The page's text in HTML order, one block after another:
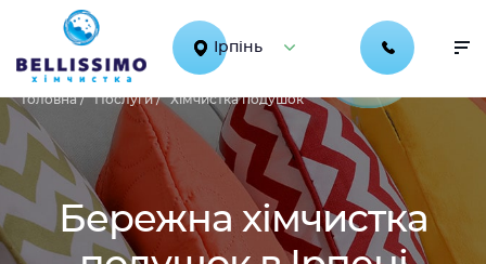
Ірпінь
Головна / Послуги / Хімчистка подушок
Бережна хімчистка